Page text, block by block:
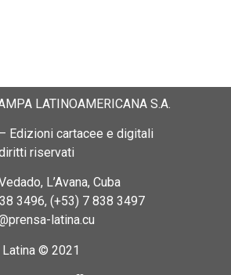
LATINOAMERICANA S.A.
Edizioni cartacee e digitali
riservati
L’Avana, Cuba
3496, (+53) 7 838 3497
latina.cu
© 2021